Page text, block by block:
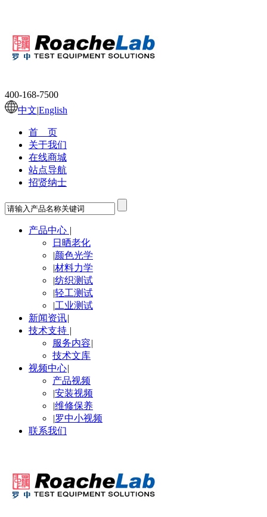
400-168-7500
中文|English
首 页
关于我们
在线商城
站点导航
招贤纳士
产品中心 |
日晒老化
|颜色光学
|材料力学
|纺织测试
|轻工测试
|工业测试
新闻资讯|
技术支持 |
服务内容|
技术文库
视频中心|
产品视频
|安装视频
|维修保养
|罗中小视频
联系我们